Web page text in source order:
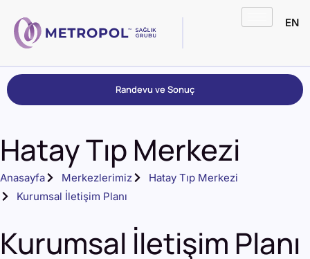
EN
Randevu ve Sonuç
Hatay Tıp Merkezi
Anasayfa Merkezlerimiz
Hatay Tıp Merkezi
Kurumsal İletişim Planı
Kurumsal İletişim Planı